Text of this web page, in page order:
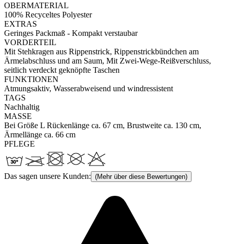
OBERMATERIAL
100% Recyceltes Polyester
EXTRAS
Geringes Packmaß - Kompakt verstaubar
VORDERTEIL
Mit Stehkragen aus Rippenstrick, Rippenstrickbündchen am
Ärmelabschluss und am Saum, Mit Zwei-Wege-Reißverschluss,
seitlich verdeckt geknöpfte Taschen
FUNKTIONEN
Atmungsaktiv, Wasserabweisend und windressistent
TAGS
Nachhaltig
MASSE
Bei Größe L Rückenlänge ca. 67 cm, Brustweite ca. 130 cm,
Ärmellänge ca. 66 cm
PFLEGE
Das sagen unsere Kunden: (Mehr über diese Bewertungen)